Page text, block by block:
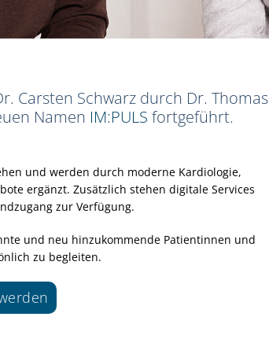
Carsten Schwarz durch Dr. Thomas
Namen IM:PULS fortgeführt.
und werden durch moderne Kardiologie,
ergänzt. Zusätzlich stehen digitale Services
zur Verfügung.
und neu hinzukommende Patientinnen und
zu begleiten.